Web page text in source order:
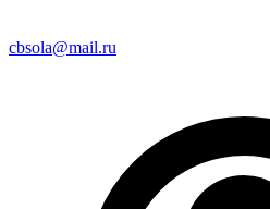
cbsola@mail.ru